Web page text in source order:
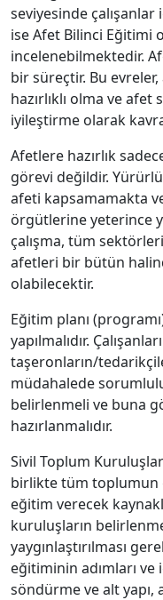
seviyesinde
ise Afet Bilinci Eğitimi
incelenebilmektedir.
bir süreçtir. Bu
hazırlıklı olma ve
iyileştirme olarak
Afetlere hazırlık
görevi değildir.
afeti kapsamamakta
örgütlerine yeterince
çalışma, tüm
afetleri bir bütün
olabilecektir.
Eğitim planı
yapılmalıdır.
taşeronların/
müdahalede
belirlenmeli ve buna
hazırlanmalıdır.
Sivil Toplum
birlikte tüm toplumun
eğitim verecek
kuruluşların
yaygınlaştırılması
eğitiminin adımları ve
söndürme ve alt yapı,